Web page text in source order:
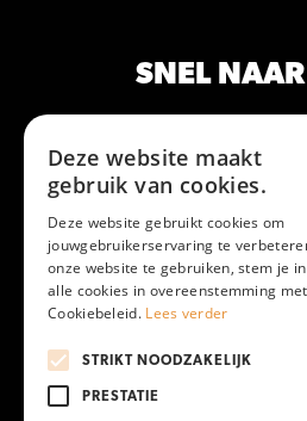
SNEL NAAR
Hulp bij studiekeuze
Aanmelden voor
Vakantie en vrije
Veelgestelde vragen
Deze website maakt
gebruik van cookies.
Deze website gebruikt cookies om
jouwgebruikerservaring te
onze website te gebruiken, stem je
alle cookies in overeenstemming
Cookiebeleid. Lees verder
STRIKT NOODZAKELIJK
PRESTATIE